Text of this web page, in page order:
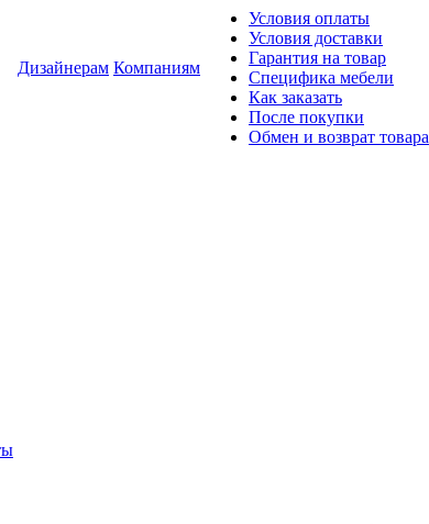
Дизайнерам Компаниям
Условия оплаты
Условия доставки
Гарантия на товар
Специфика мебели
Как заказать
После покупки
Обмен и возврат товара